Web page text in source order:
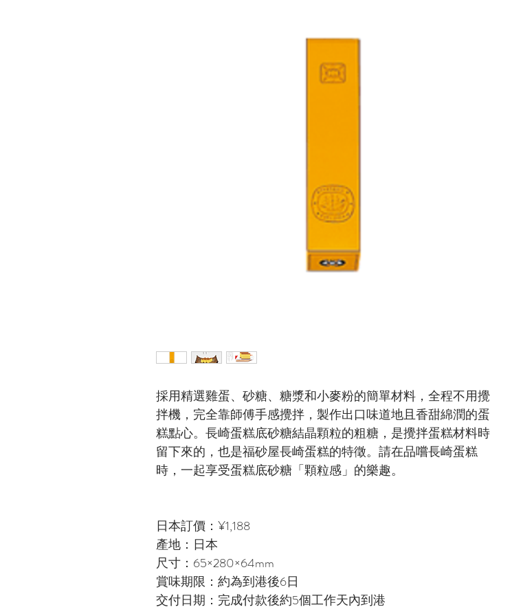
採用精選雞蛋、砂糖、糖漿和小麥粉的簡單材料，全程不用攪
拌機，完全靠師傅手感攪拌，製作出口味道地且香甜綿潤的蛋
糕點心。長崎蛋糕底砂糖結晶顆粒的粗糖，是攪拌蛋糕材料時
留下來的，也是福砂屋長崎蛋糕的特徵。請在品嚐長崎蛋糕
時，一起享受蛋糕底砂糖「顆粒感」的樂趣。
日本訂價：¥1,188
產地：日本
尺寸：65×280×64mm
賞味期限：約為到港後6日
交付日期：完成付款後約5個工作天內到港